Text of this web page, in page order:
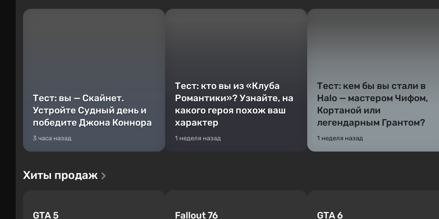
Тест: вы — Скайнет.
Устройте Судный день и
победите Джона Коннора
3 часа назад
Тест: кто вы из «Клуба
Романтики»? Узнайте, на
какого героя похож ваш
характер
1 неделя назад
Тест: кем бы вы стали в
Halo — мастером Чифом,
Кортаной или
легендарным Грантом?
1 неделя назад
Хиты продаж
GTA 5 Fallout 76 GTA 6